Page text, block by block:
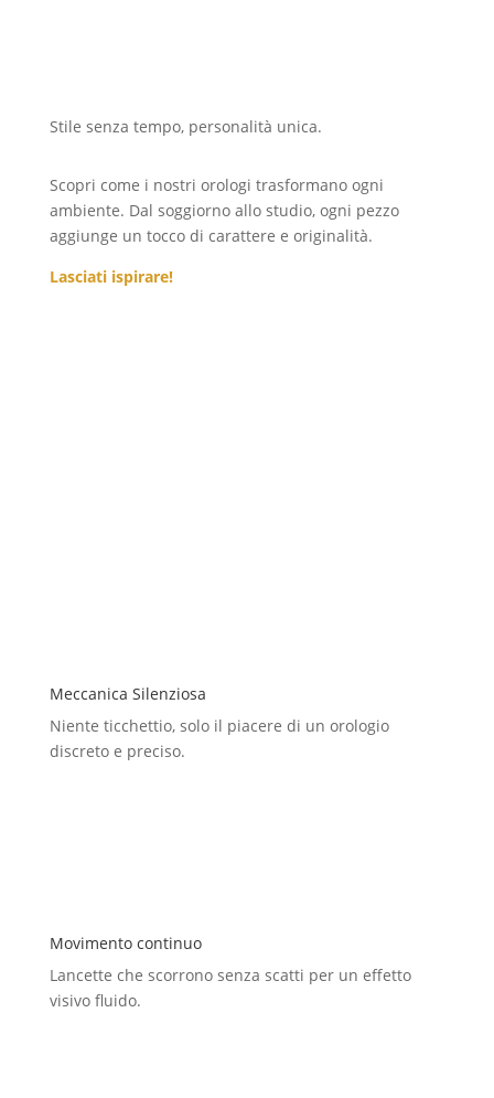
Stile senza tempo, personalità unica.
Scopri come i nostri orologi trasformano ogni
ambiente. Dal soggiorno allo studio, ogni pezzo
aggiunge un tocco di carattere e originalità.
Lasciati ispirare!
Meccanica Silenziosa
Niente ticchettio, solo il piacere di un orologio
discreto e preciso.
Movimento continuo
Lancette che scorrono senza scatti per un effetto
visivo fluido.